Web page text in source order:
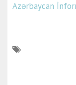
Azərbaycan